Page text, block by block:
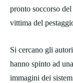
pronto soccorso
vittima del
Si cercano gli
hanno spinto ad
immagini dei